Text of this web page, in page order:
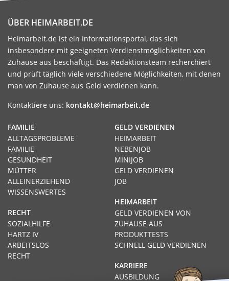
ÜBER HEIMARBEIT.DE
Heimarbeit.de ist ein Informationsportal, das sich
insbesondere mit geeigneten Verdienstmöglichkeiten von
Zuhause aus beschäftigt. Das Redaktionsteam recherchiert
und prüft täglich viele verschiedene Möglichkeiten, mit denen
man von Zuhause aus Geld verdienen kann.
Kontaktiere uns: kontakt@heimarbeit.de
GELD VERDIENEN
HEIMARBEIT
NEBENJOB
MINIJOB
GELD VERDIENEN
JOB
HEIMARBEIT
GELD VERDIENEN VON
ZUHAUSE AUS
PRODUKTTESTS
SCHNELL GELD VERDIENEN
KARRIERE
AUSBILDUNG
FAMILIE
ALLTAGSPROBLEME
FAMILIE
GESUNDHEIT
MÜTTER
ALLEINERZIEHEND
WISSENSWERTES
RECHT
SOZIALHILFE
HARTZ IV
ARBEITSLOS
RECHT